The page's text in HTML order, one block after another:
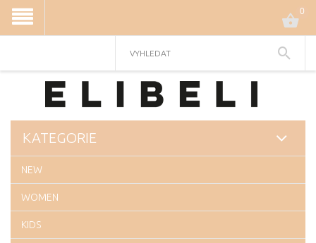
0
KATEGORIE
NEW
WOMEN
KIDS